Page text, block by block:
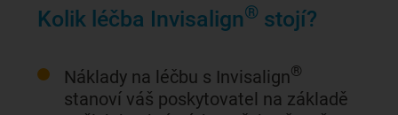
Kolik léčba Invisalign® stojí?
Náklady na léčbu s Invisalign®
stanoví váš poskytovatel na základě